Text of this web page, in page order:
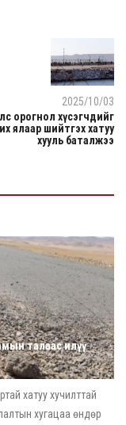
2025/10/03
орогнол хүсэгчдийг
ялаар шийтгэх хатуу
хууль баталжээ
талаас илүү
хатуу хучилттай
хугацаа өндөр